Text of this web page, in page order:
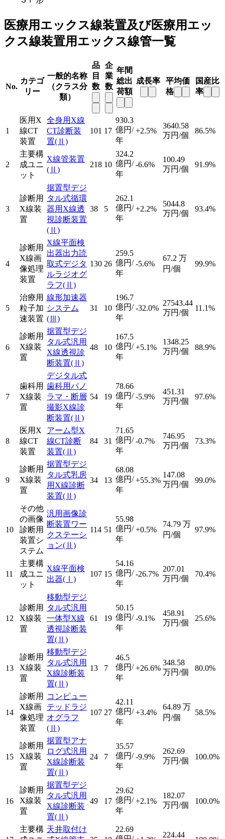
医療用エックス線装置及び医療用エッ
クス線装置用エックス線管一覧
No.
カテゴ
リー
一般的名称
（クラス分
類）
品
目
数
企
業
数
年間
総出
荷額
成長率
平均価
格
国産比
率
1
医用X
線CT
装置
全身用X線
CT診断装
置(Ⅱ)
101 17
930.3
億円/
年
+2.5%
3640.58
万円/個
86.5%
2
主要構
成ユニ
ット
X線管装置
(Ⅱ)
218 10
324.2
億円/
年
-6.6%
100.49
万円/個
91.9%
3
診断用
X線装
置
据置型デジ
タル式循環
器用X線透
視診断装置
(Ⅱ)
38 5
262.1
億円/
年
+2.2%
5044.8
万円/個
93.4%
4
診断用
X線画
像処理
装置
X線平面検
出器出力読
取式デジタ
ルラジオグ
ラフ(Ⅱ)
130 26
259.5
億円/
年
-5.6%
67.2 万
円/個
99.9%
5
治療用
粒子加
速装置
線形加速器
システム
(Ⅲ)
31 10
196.7
億円/
年
-32.0%
27543.44
万円/個
11.1%
6
診断用
X線装
置
据置型デジ
タル式汎用
X線透視診
断装置(Ⅱ)
48 10
167.5
億円/
年
+5.1%
1348.25
万円/個
88.9%
7
歯科用
X線装
置
デジタル式
歯科用パノ
ラマ・断層
撮影X線診
断装置(Ⅱ)
54 19
78.66
億円/
年
-5.9%
451.31
万円/個
97.6%
8
医用X
線CT
装置
アーム型X
線CT診断
装置(Ⅱ)
84 31
71.65
億円/
年
-0.7%
746.95
万円/個
73.3%
9
診断用
X線装
置
据置型デジ
タル式乳房
用X線診断
装置(Ⅱ)
34 13
68.08
億円/
年
+55.3%
147.08
万円/個
99.0%
10
その他
の画像
診断用
装置シ
ステム
汎用画像診
断装置ワー
クステーシ
ョン(Ⅱ)
114 51
55.98
億円/
年
+0.5%
74.79 万
円/個
97.9%
11
主要構
成ユニ
ット
X線平面検
出器(Ⅰ)
107 15
54.16
億円/
年
-26.7%
207.01
万円/個
70.4%
12
診断用
X線装
置
移動型デジ
タル式汎用
一体型X線
透視診断装
置(Ⅱ)
61 19
50.15
億円/
年
-9.1%
458.91
万円/個
25.6%
13
診断用
X線装
置
移動型デジ
タル式汎用
X線診断装
置(Ⅱ)
13 7
46.5
億円/
年
+26.6%
348.58
万円/個
80.0%
14
診断用
X線画
像処理
装置
コンピュー
テッドラジ
オグラフ
(Ⅱ)
107 27
42.11
億円/
年
+3.4%
64.89 万
円/個
58.5%
15
診断用
X線装
置
据置型アナ
ログ式汎用
X線診断装
置(Ⅱ)
24 7
35.57
億円/
年
-9.9%
262.69
万円/個
100.0%
16
診断用
X線装
置
据置型デジ
タル式汎用
X線診断装
置(Ⅱ)
49 17
29.62
億円/
年
+2.1%
182.07
万円/個
100.0%
主要構 天井取付け
22.69
224.44